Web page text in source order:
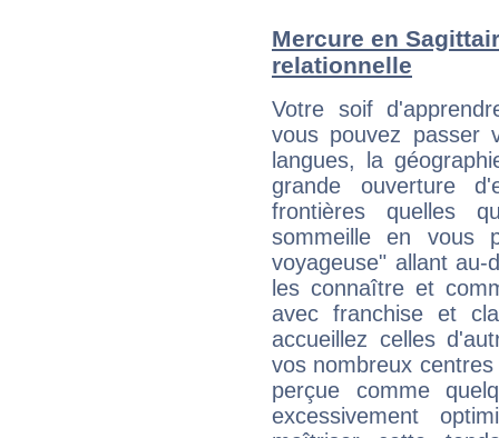
Mercure en
relationnelle
Votre soif
vous pouvez passer
langues, la
grande ouverture
frontières quelles
sommeille en vous
voyageuse" allant
les connaître et
avec franchise et
accueillez celles
vos nombreux
perçue comme
excessivement